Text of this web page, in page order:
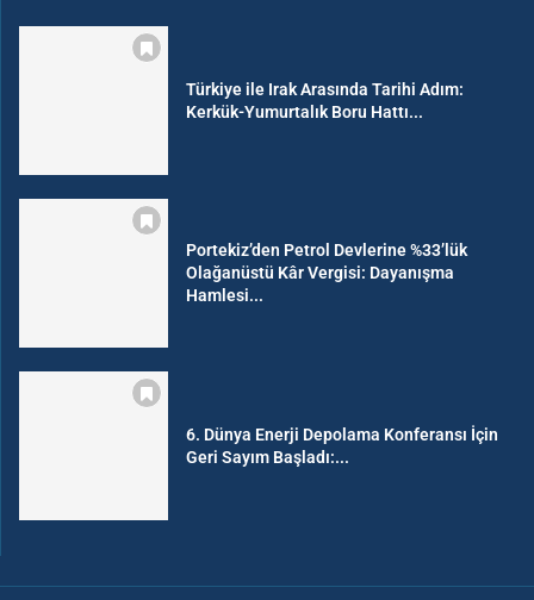
Türkiye ile Irak Arasında Tarihi Adım:
Kerkük-Yumurtalık Boru Hattı...
Portekiz’den Petrol Devlerine %33’lük
Olağanüstü Kâr Vergisi: Dayanışma
Hamlesi...
6. Dünya Enerji Depolama Konferansı İçin
Geri Sayım Başladı:...